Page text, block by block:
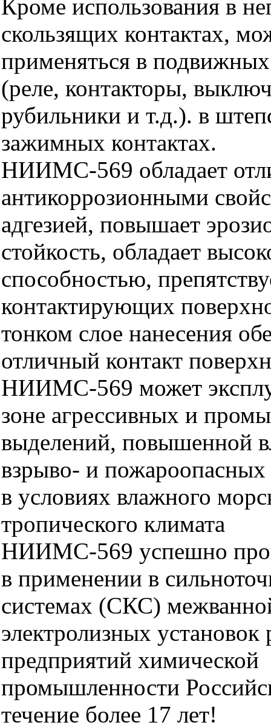
Кроме использования в
скользящих контактах,
применяться в подвижных
(реле, контакторы,
рубильники и т.д.). в
зажимных контактах.
НИИМС-569 обладает
антикоррозионными
адгезией, повышает
стойкость, обладает
способностью,
контактирующих
тонком слое нанесения
отличный контакт
НИИМС-569 может
зоне агрессивных и
выделений, повышенной
взрыво- и пожароопасных
в условиях влажного
тропического климата
НИИМС-569 успешно
в применении в
системах (СКС)
электролизных установок
предприятий химической
промышленности
течение более 17 лет!